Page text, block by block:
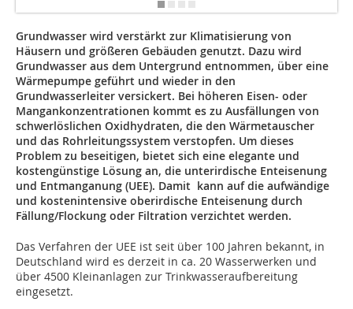
Grundwasser wird verstärkt zur Klimatisierung von
Häusern und größeren Gebäuden genutzt. Dazu wird
Grundwasser aus dem Untergrund entnommen, über eine
Wärmepumpe geführt und wieder in den
Grundwasserleiter versickert. Bei höheren Eisen- oder
Mangankonzentrationen kommt es zu Ausfällungen von
schwerlöslichen Oxidhydraten, die den Wärmetauscher
und das Rohrleitungssystem verstopfen. Um dieses
Problem zu beseitigen, bietet sich eine elegante und
kostengünstige Lösung an, die unterirdische Enteisenung
und Entmanganung (UEE). Damit kann auf die aufwändige
und kostenintensive oberirdische Enteisenung durch
Fällung/Flockung oder Filtration verzichtet werden.
Das Verfahren der UEE ist seit über 100 Jahren bekannt, in
Deutschland wird es derzeit in ca. 20 Wasserwerken und
über 4500 Kleinanlagen zur Trinkwasseraufbereitung
eingesetzt.